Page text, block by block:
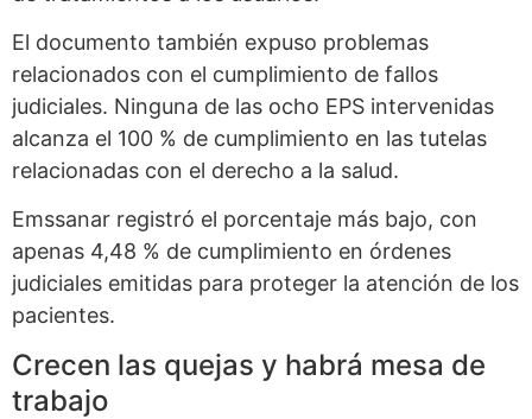
El documento también expuso problemas
relacionados con el cumplimiento de fallos
judiciales. Ninguna de las ocho EPS intervenidas
alcanza el 100 % de cumplimiento en las tutelas
relacionadas con el derecho a la salud.
Emssanar registró el porcentaje más bajo, con
apenas 4,48 % de cumplimiento en órdenes
judiciales emitidas para proteger la atención de los
pacientes.
Crecen las quejas y habrá mesa de
trabajo